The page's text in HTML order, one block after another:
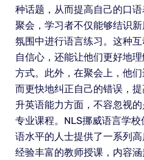
种话题，从而提高自己的口
聚会，学习者不仅能够结识
氛围中进行语言练习。这种
自信心，还能让他们更好地
方式。此外，在聚会上，他
而更快地纠正自己的错误，
升英语能力方面，不容忽视
专业课程。NLS挪威语言学
语水平的人士提供了一系列
经验丰富的教师授课，内容